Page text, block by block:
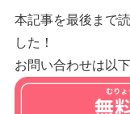
本記事を最後まで
した！
お問い合わせは以